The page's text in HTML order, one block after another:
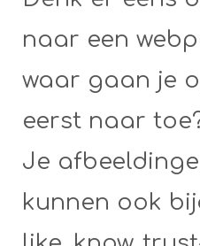
naar een
waar gaan je
eerst naar
Je
kunnen ook